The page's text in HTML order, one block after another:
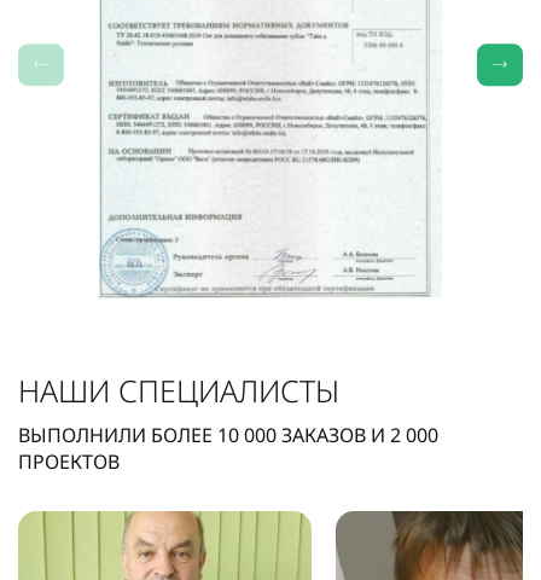
НАШИ СПЕЦИАЛИСТЫ
ВЫПОЛНИЛИ БОЛЕЕ 10 000ЗАКАЗОВ И 2 000
ПРОЕКТОВ